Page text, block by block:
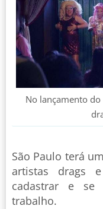
No lançamento
São Paulo terá
artistas drags
cadastrar e se
trabalho.